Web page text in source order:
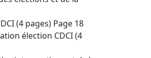
(4 pages) Page 18
élection CDCI (4